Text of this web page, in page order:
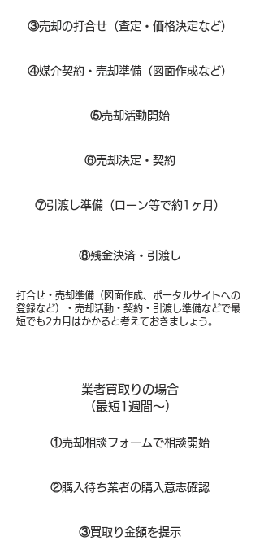
③売却の打合せ（査定・価格決定など）
④媒介契約・売却準備（図面作成など）
⑤売却活動開始
⑥売却決定・契約
⑦引渡し準備（ローン等で約1ヶ月）
打合せ・売却準備（図面作成、ポータルサイトへの
登録など）・売却活動・契約・引渡し準備などで最
短でも2カ月はかかると考えておきましょう。
⑧​残金決済・引渡し
業者買取りの場合
（​最短1週間～）
①​売却相談フォームで相談開始
②購入待ち業者の購入意志確認
③買取り金額を提示